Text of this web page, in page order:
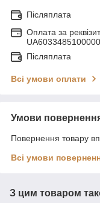
Післяплата
Оплата за
Післяплата
Всі умови оплати
Умови
Повернення товару
Всі умови
З цим товаром